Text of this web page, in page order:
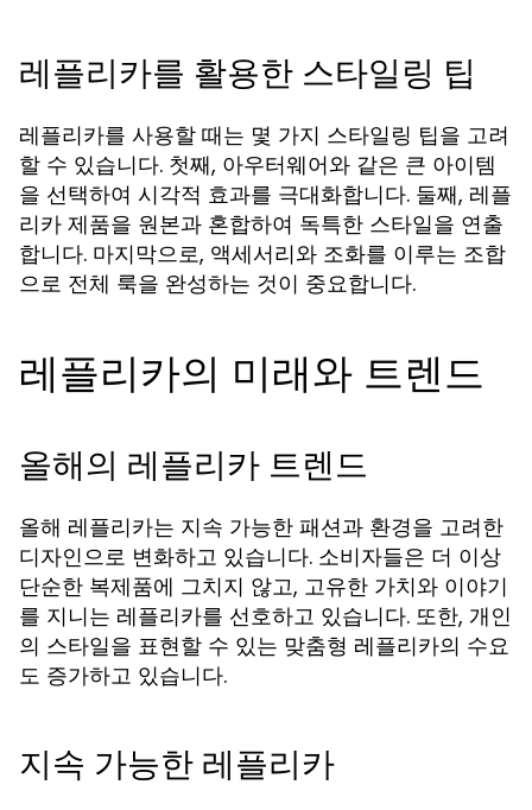
레플리카를 활용한 스타일링 팁
레플리카를 사용할 때는 몇 가지 스타일링 팁을 고려
할 수 있습니다. 첫째, 아우터웨어와 같은 큰 아이템
을 선택하여 시각적 효과를 극대화합니다. 둘째, 레플
리카 제품을 원본과 혼합하여 독특한 스타일을 연출
합니다. 마지막으로, 액세서리와 조화를 이루는 조합
으로 전체 룩을 완성하는 것이 중요합니다.
레플리카의 미래와 트렌드
올해의 레플리카 트렌드
올해 레플리카는 지속 가능한 패션과 환경을 고려한
디자인으로 변화하고 있습니다. 소비자들은 더 이상
단순한 복제품에 그치지 않고, 고유한 가치와 이야기
를 지니는 레플리카를 선호하고 있습니다. 또한, 개인
의 스타일을 표현할 수 있는 맞춤형 레플리카의 수요
도 증가하고 있습니다.
지속 가능한 레플리카